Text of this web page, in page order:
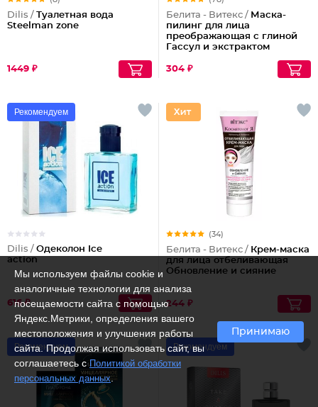
Dilis / Туалетная вода
Steelman zone
1449 ₽
Белита - Витекс / Маска-
пилинг для лица
преображающая с глиной
Гассул и экстрактом
304 ₽
Рекомендуем
Dilis / Одеколон Ice
action
616 ₽
(34)
Белита - Витекс / Крем-маска
для лица отбеливающая
Обновление и сияние
244 ₽
Рекомендуем Рекомендуем
Мы используем файлы cookie и
аналогичные технологии для анализа
посещаемости сайта с помощью
Яндекс.Метрики, определения вашего
местоположения и улучшения работы
сайта. Продолжая использовать сайт, вы
соглашаетесь сПолитикой обработки
персональных данных.
Принимаю